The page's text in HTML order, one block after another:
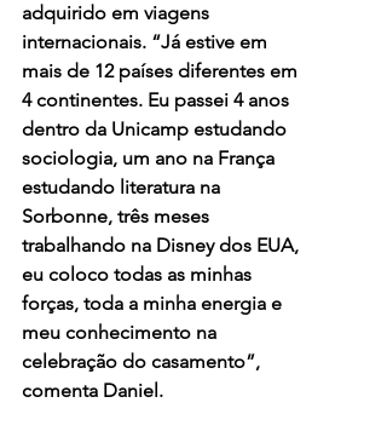
adquirido em viagens
internacionais. “Já estive em
mais de 12 países diferentes em
4 continentes. Eu passei 4 anos
dentro da Unicamp estudando
sociologia, um ano na França
estudando literatura na
Sorbonne, três meses
trabalhando na Disney dos EUA,
eu coloco todas as minhas
forças, toda a minha energia e
meu conhecimento na
celebração do casamento”,
comenta Daniel.